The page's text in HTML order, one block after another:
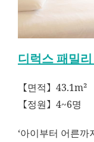
디럭스 패밀
【면적】43.1m²
【정원】4~6명
‘아이부터 어른